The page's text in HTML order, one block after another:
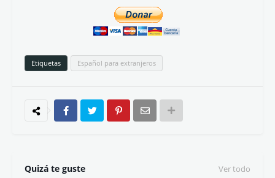
Etiquetas Español para extranjeros
Quizá te guste Ver todo